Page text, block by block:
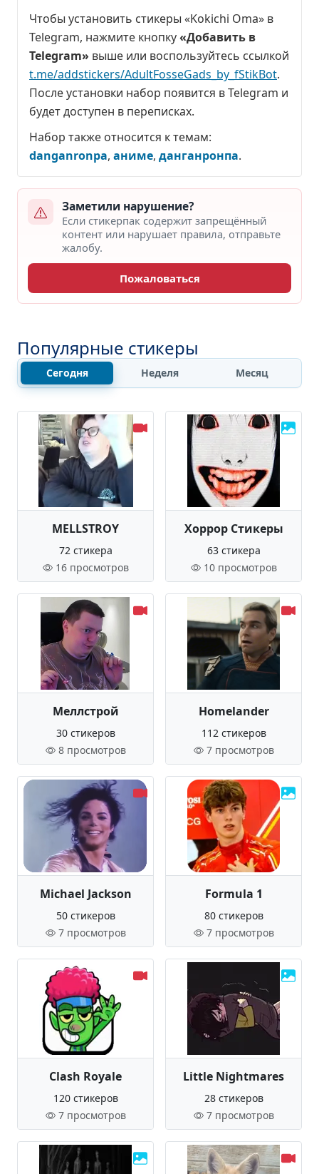
Чтобы установить стикеры «Kokichi Oma» в
Telegram, нажмите кнопку«Добавить в
Telegram» выше или воспользуйтесь ссылкой
t.me/addstickers/AdultFosseGads_by_fStikBot.
После установки набор появится в Telegram и
будет доступен в переписках.
Набор также относится к темам:
danganronpa, аниме, данганронпа.
Заметили нарушение?
Если стикерпак содержит запрещённый
контент или нарушает правила, отправьте
жалобу.
Пожаловаться
Популярные стикеры
Сегодня Неделя Месяц
MELLSTROY
72 стикера
16 просмотров
Хоррор Стикеры
63 стикера
10 просмотров
Меллстрой
30 стикеров
8 просмотров
Homelander
112 стикеров
7 просмотров
Michael Jackson
50 стикеров
7 просмотров
Formula 1
80 стикеров
7 просмотров
Clash Royale
120 стикеров
7 просмотров
Little Nightmares
28 стикеров
7 просмотров